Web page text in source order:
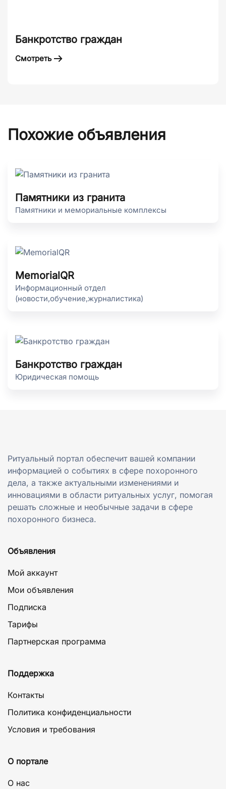
Банкротство граждан
Смотреть
Похожие объявления
Памятники из гранита
Памятники и мемориальные комплексы
MemorialQR
Информационный отдел
(новости,обучение,журналистика)
Банкротство граждан
Юридическая помощь
Ритуальный портал обеспечит вашей компании
информацией о событиях в сфере похоронного
дела, а также актуальными изменениями и
инновациями в области ритуальных услуг, помогая
решать сложные и необычные задачи в сфере
похоронного бизнеса.
Объявления
Мой аккаунт
Мои объявления
Подписка
Тарифы
Партнерская программа
Поддержка
Контакты
Политика конфиденциальности
Условия и требования
О портале
О нас